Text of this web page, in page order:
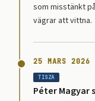
som misstänkt
vägrar att vittna.
25 MARS
TISZA
Péter Magyar